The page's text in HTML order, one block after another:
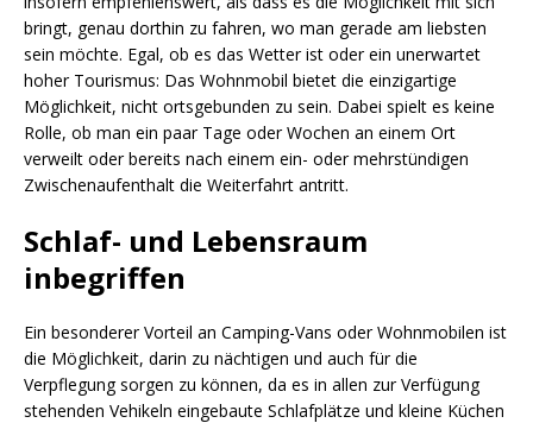
bringt, genau dorthin zu fahren, wo man gerade am liebsten
sein möchte. Egal, ob es das Wetter ist oder ein unerwartet
hoher Tourismus: Das Wohnmobil bietet die einzigartige
Möglichkeit, nicht ortsgebunden zu sein. Dabei spielt es keine
Rolle, ob man ein paar Tage oder Wochen an einem Ort
verweilt oder bereits nach einem ein- oder mehrstündigen
Zwischenaufenthalt die Weiterfahrt antritt.
Schlaf- und Lebensraum
inbegriffen
Ein besonderer Vorteil an Camping-Vans oder Wohnmobilen ist
die Möglichkeit, darin zu nächtigen und auch für die
Verpflegung sorgen zu können, da es in allen zur Verfügung
stehenden Vehikeln eingebaute Schlafplätze und kleine Küchen